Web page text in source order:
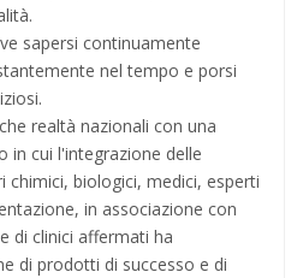
sapersi continuamente
nel tempo e porsi
realtà nazionali con una
in cui l'integrazione delle
chimici, biologici, medici, esperti
in associazione con
di clinici affermati ha
di prodotti di successo e di